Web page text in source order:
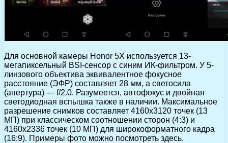
Для основной камеры Honor 5X используется 13-
мегапиксельный BSI-сенсор с синим ИК-фильтром. У 5-
линзового объектива эквивалентное фокусное
расстояние (ЭФР) составляет 28 мм, а светосила
(апертура) — f/2.0. Разумеется, автофокус и двойная
светодиодная вспышка также в наличии. Максимальное
разрешение снимков составляет 4160х3120 точек (13
МП) при классическом соотношении сторон (4:3) и
4160х2336 точек (10 МП) для широкоформатного кадра
(16:9). Примеры фото можно посмотреть здесь.